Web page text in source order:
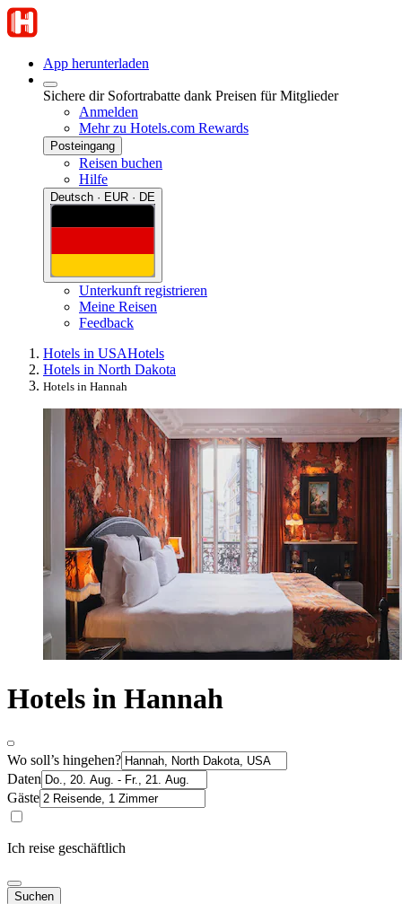
App herunterladen
Sichere dir Sofortrabatte dank Preisen für Mitglieder
Anmelden
Mehr zu Hotels.com Rewards
Posteingang
Reisen buchen
Hilfe
Deutsch · EUR · DE
Unterkunft registrieren
Meine Reisen
Feedback
Hotels in USAHotels
Hotels in North Dakota
Hotels in Hannah
Hotels in Hannah
Wo soll’s hingehen?
Daten
Gäste
Ich reise geschäftlich
Suchen